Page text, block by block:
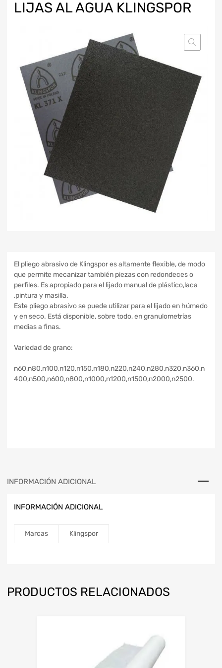
LIJAS AL AGUA KLINGSPOR
El pliego abrasivo de Klingspor es altamente flexible, de modo
que permite mecanizar también piezas con redondeces o
perfiles. Es apropiado para el lijado manual de plástico,laca
,pintura y masilla.
Este pliego abrasivo se puede utilizar para el lijado en húmedo
y en seco. Está disponible, sobre todo, en granulometrías
medias a finas.
Variedad de grano:
n60,n80,n100,n120,n150,n180,n220,n240,n280,n320,n360,n
400,n500,n600,n800,n1000,n1200,n1500,n2000,n2500.
INFORMACIÓN ADICIONAL
INFORMACIÓN ADICIONAL
Marcas Klingspor
PRODUCTOS RELACIONADOS